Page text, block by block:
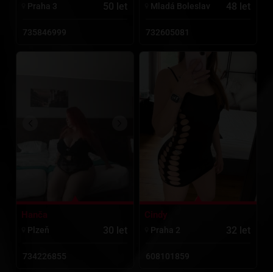
50 let 48 let
Mladá Boleslav
732605081
Hanča
30 let
Plzeň
734226855
Cindy
32 let
Praha 2